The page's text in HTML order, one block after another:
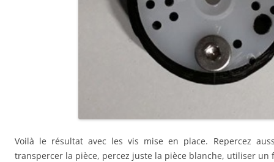
Voilà le résultat avec les vis mise en place. Repercez
transpercer la pièce, percez juste la pièce blanche, utiliser un